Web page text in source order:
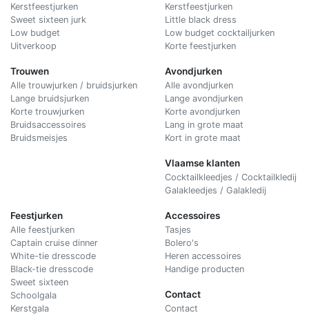
Kerstfeestjurken
Sweet sixteen jurk
Low budget
Uitverkoop
Trouwen
Alle trouwjurken / bruidsjurken
Lange bruidsjurken
Korte trouwjurken
Bruidsaccessoires
Bruidsmeisjes
Kerstfeestjurken
Little black dress
Low budget cocktailjurken
Korte feestjurken
Avondjurken
Alle avondjurken
Lange avondjurken
Korte avondjurken
Lang in grote maat
Kort in grote maat
Vlaamse klanten
Cocktailkleedjes / Cocktailkledij
Galakleedjes / Galakledij
Feestjurken
Alle feestjurken
Captain cruise dinner
White-tie dresscode
Black-tie dresscode
Sweet sixteen
Schoolgala
Kerstgala
Accessoires
Tasjes
Bolero's
Heren accessoires
Handige producten
Contact
Contact